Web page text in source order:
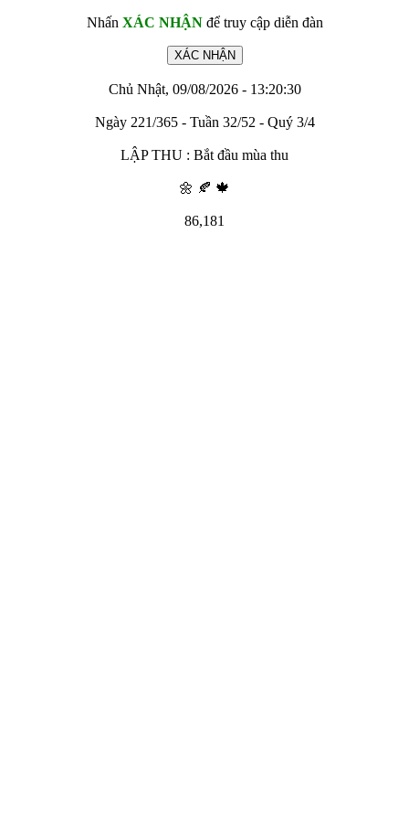
Nhấn XÁC NHẬNđể truy cập diễn đàn
Chủ Nhật, 09/08/2026 - 13:20:30
Ngày 221/365 - Tuần 32/52 - Quý 3/4
LẬP THU : Bắt đầu mùa thu
🌼 🍂 🍁
86,181